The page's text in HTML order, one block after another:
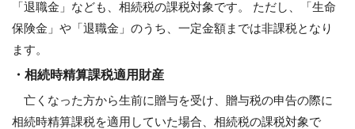
「退職金」なども、相続税の課税対象です。 ただし、「生命
保険金」や「退職金」のうち、一定金額までは非課税となり
ます。
・相続時精算課税適用財産
亡くなった方から生前に贈与を受け、贈与税の申告の際に
相続時精算課税を適用していた場合、相続税の課税対象で